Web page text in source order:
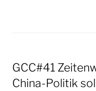
GCC#41
China-Politik